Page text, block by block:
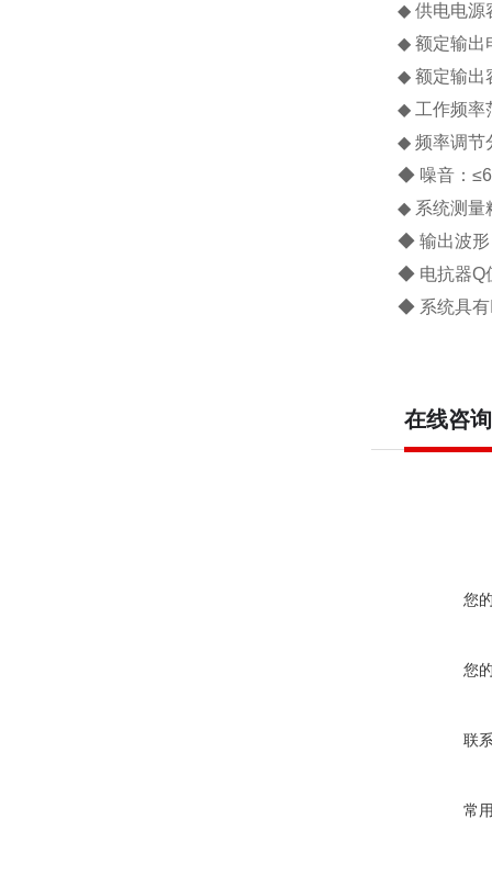
◆ 供电电源
◆ 额定输出
◆ 额定输出
◆ 工作频率
◆ 频率调节
◆ 噪音：
◆ 系统测量
◆ 输出波形
◆ 电抗器Q
◆ 系统具有
在线咨询
您
您
联
常